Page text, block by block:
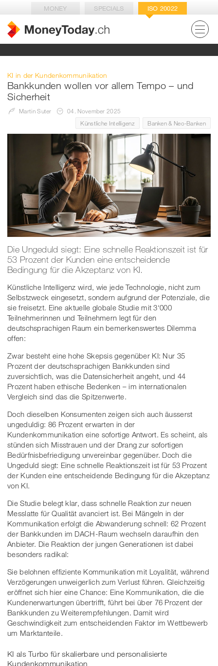
MONEY SPECIALS ISO 20022
KI in der Kundenkommunikation
Bankkunden wollen vor allem Tempo – und
Sicherheit
Martin Suter
04. November 2025
Künstliche Intelligenz
Banken & Neo-Banken
Die Ungeduld siegt: Eine schnelle Reaktionszeit ist für
53 Prozent der Kunden eine entscheidende
Bedingung für die Akzeptanz von KI.
Künstliche Intelligenz wird, wie jede Technologie, nicht zum
Selbstzweck eingesetzt, sondern aufgrund der Potenziale, die
sie freisetzt. Eine aktuelle globale Studie mit 3‘000
Teilnehmerinnen und Teilnehmern legt für den
deutschsprachigen Raum ein bemerkenswertes Dilemma
offen:
Zwar besteht eine hohe Skepsis gegenüber KI: Nur 35
Prozent der deutschsprachigen Bankkunden sind
zuversichtlich, was die Datensicherheit angeht, und 44
Prozent haben ethische Bedenken – im internationalen
Vergleich sind das die Spitzenwerte.
Doch dieselben Konsumenten zeigen sich auch äusserst
ungeduldig: 86 Prozent erwarten in der
Kundenkommunikation eine sofortige Antwort. Es scheint, als
stünden sich Misstrauen und der Drang zur sofortigen
Bedürfnisbefriedigung unvereinbar gegenüber. Doch die
Ungeduld siegt: Eine schnelle Reaktionszeit ist für 53 Prozent
der Kunden eine entscheidende Bedingung für die Akzeptanz
von KI.
Die Studie belegt klar, dass schnelle Reaktion zur neuen
Messlatte für Qualität avanciert ist. Bei Mängeln in der
Kommunikation erfolgt die Abwanderung schnell: 62 Prozent
der Bankkunden im DACH-Raum wechseln daraufhin den
Anbieter. Die Reaktion der jungen Generationen ist dabei
besonders radikal:
Sie belohnen effiziente Kommunikation mit Loyalität, während
Verzögerungen unweigerlich zum Verlust führen. Gleichzeitig
eröffnet sich hier eine Chance: Eine Kommunikation, die die
Kundenerwartungen übertrifft, führt bei über 76 Prozent der
Bankkunden zu Weiterempfehlungen. Damit wird
Geschwindigkeit zum entscheidenden Faktor im Wettbewerb
um Marktanteile.
KI als Turbo für skalierbare und personalisierte
Kundenkommunikation